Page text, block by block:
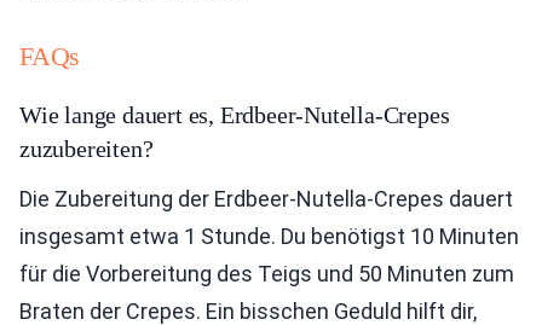
FAQs
Wie lange dauert es, Erdbeer-Nutella-Crepes
zuzubereiten?
Die Zubereitung der Erdbeer-Nutella-Crepes dauert
insgesamt etwa 1 Stunde. Du benötigst 10 Minuten
für die Vorbereitung des Teigs und 50 Minuten zum
Braten der Crepes. Ein bisschen Geduld hilft dir,